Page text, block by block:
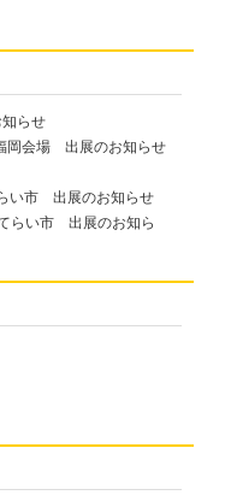
らせ
岡会場 出展のお知らせ
い市 出展のお知らせ
らい市 出展のお知ら